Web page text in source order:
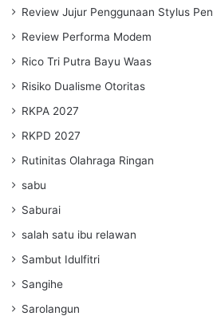
Review Jujur Penggunaan Stylus Pen
Review Performa Modem
Rico Tri Putra Bayu Waas
Risiko Dualisme Otoritas
RKPA 2027
RKPD 2027
Rutinitas Olahraga Ringan
sabu
Saburai
salah satu ibu relawan
Sambut Idulfitri
Sangihe
Sarolangun